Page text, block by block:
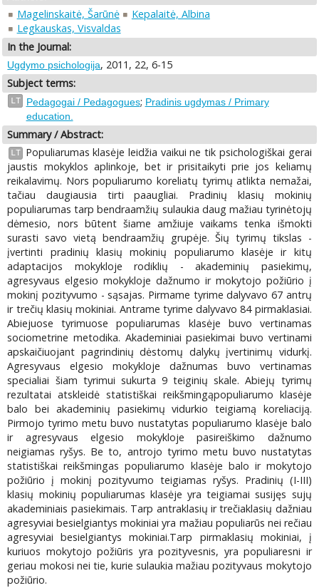
Magelinskaitė, Šarūnė
Kepalaitė, Albina
Legkauskas, Visvaldas
In the Journal:
Ugdymo psichologija, 2011, 22, 6-15
Subject terms:
LT Pedagogai / Pedagogues; Pradinis ugdymas / Primary
education.
Summary / Abstract:
LT
Populiarumas klasėje leidžia vaikui ne tik psichologiškai gerai
jaustis mokyklos aplinkoje, bet ir prisitaikyti prie jos keliamų
reikalavimų. Nors populiarumo koreliatų tyrimų atlikta nemažai,
tačiau daugiausia tirti paaugliai. Pradinių klasių mokinių
populiarumas tarp bendraamžių sulaukia daug mažiau tyrinėtojų
dėmesio, nors būtent šiame amžiuje vaikams tenka išmokti
surasti savo vietą bendraamžių grupėje. Šių tyrimų tikslas -
įvertinti pradinių klasių mokinių populiarumo klasėje ir kitų
adaptacijos mokykloje rodiklių - akademinių pasiekimų,
agresyvaus elgesio mokykloje dažnumo ir mokytojo požiūrio į
mokinį pozityvumo - sąsajas. Pirmame tyrime dalyvavo 67 antrų
ir trečių klasių mokiniai. Antrame tyrime dalyvavo 84 pirmaklasiai.
Abiejuose tyrimuose populiarumas klasėje buvo vertinamas
sociometrine metodika. Akademiniai pasiekimai buvo vertinami
apskaičiuojant pagrindinių dėstomų dalykų įvertinimų vidurkį.
Agresyvaus elgesio mokykloje dažnumas buvo vertinamas
specialiai šiam tyrimui sukurta 9 teiginių skale. Abiejų tyrimų
rezultatai atskleidė statistiškai reikšmingąpopuliarumo klasėje
balo bei akademinių pasiekimų vidurkio teigiamą koreliaciją.
Pirmojo tyrimo metu buvo nustatytas populiarumo klasėje balo
ir agresyvaus elgesio mokykloje pasireiškimo dažnumo
neigiamas ryšys. Be to, antrojo tyrimo metu buvo nustatytas
statistiškai reikšmingas populiarumo klasėje balo ir mokytojo
požiūrio į mokinį pozityvumo teigiamas ryšys. Pradinių (I-III)
klasių mokinių populiarumas klasėje yra teigiamai susijęs sujų
akademiniais pasiekimais. Tarp antraklasių ir trečiaklasių dažniau
agresyviai besielgiantys mokiniai yra mažiau populiarūs nei rečiau
agresyviai besielgiantys mokiniai.Tarp pirmaklasių mokiniai, į
kuriuos mokytojo požiūris yra pozityvesnis, yra populiaresni ir
geriau mokosi nei tie, kurie sulaukia mažiau pozityvaus mokytojo
požiūrio.